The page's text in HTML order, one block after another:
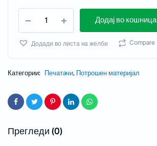
Додај во кошница
Додади во листа на желби Compare
Категории: Печатачи, Потрошен материјал
Прегледи (0)